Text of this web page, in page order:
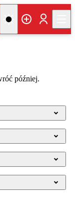
później.